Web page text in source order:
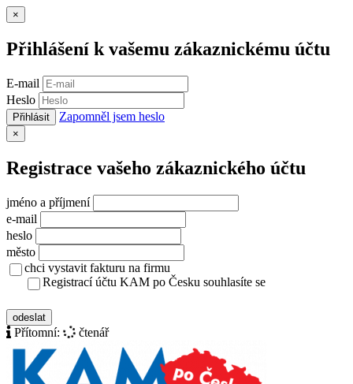
×
Přihlášení k vašemu zákaznickému účtu
E-mail
Heslo
Přihlásit Zapomněl jsem heslo
×
Registrace vašeho zákaznického účtu
jméno a příjmení
e-mail
heslo
město
chci vystavit fakturu na firmu
Registrací účtu KAM po Česku souhlasíte se
odeslat
Přítomní: čtenář